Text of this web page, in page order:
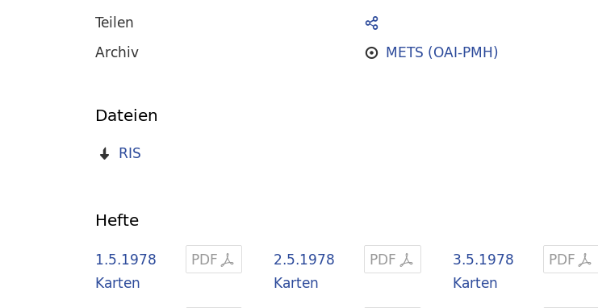
Teilen
Archiv
METS (OAI-PMH)
Dateien
RIS
Hefte
PDF
1.5.1978
Karten
PDF
2.5.1978
Karten
PDF
3.5.1978
Karten